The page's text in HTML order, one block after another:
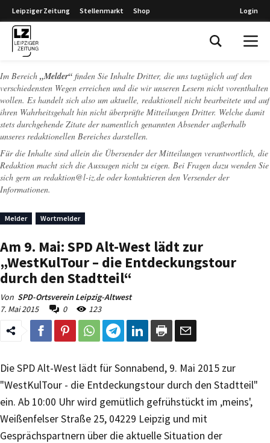
Leipziger Zeitung Stellenmarkt Shop Login
Im Bereich „Melder“ finden Sie Inhalte Dritter, die uns tagtäglich auf den
verschiedensten Wegen erreichen und die wir unseren Lesern nicht vorenthalten
wollen. Es handelt sich also um aktuelle, redaktionell nicht bearbeitete und auf
ihren Wahrheitsgehalt hin nicht überprüfte Mitteilungen Dritter. Welche damit
stets durchgehende Zitate der namentlich genannten Absender außerhalb
unseres redaktionellen Bereiches darstellen.
Für die Inhalte sind allein die Übersender der Mitteilungen verantwortlich, die
Redaktion macht sich die Aussagen nicht zu eigen. Bei Fragen dazu wenden Sie
sich gern an redaktion@l-iz.de oder kontaktieren den Versender der
Informationen.
Melder Wortmelder
Am 9. Mai: SPD Alt-West lädt zur
„WestKulTour – die Entdeckungstour
durch den Stadtteil“
Von SPD-Ortsverein Leipzig-Altwest
7. Mai 2015
0 123
Die SPD Alt-West lädt für Sonnabend, 9. Mai 2015 zur
"WestKulTour - die Entdeckungstour durch den Stadtteil"
ein. Ab 10:00 Uhr wird gemütlich gefrühstückt im ‚meins',
Weißenfelser Straße 25, 04229 Leipzig und mit
Gesprächspartnern über die aktuelle Situation der